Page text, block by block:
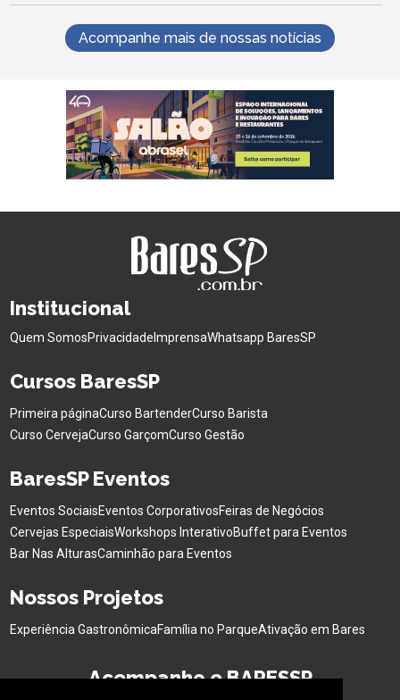
Acompanhe mais de nossas notícias
Institucional
Quem SomosPrivacidade ImprensaWhatsapp BaresSP
Cursos BaresSP
Primeira páginaCurso BartenderCurso Barista
Curso CervejaCurso GarçomCurso Gestão
BaresSP Eventos
Eventos SociaisEventos CorporativosFeiras de Negócios
Cervejas EspeciaisWorkshops InterativoBuffet para Eventos
Bar Nas AlturasCaminhão para Eventos
Nossos Projetos
Experiência GastronômicaFamília no ParqueAtivação em Bares
Acompanhe o BARESSP